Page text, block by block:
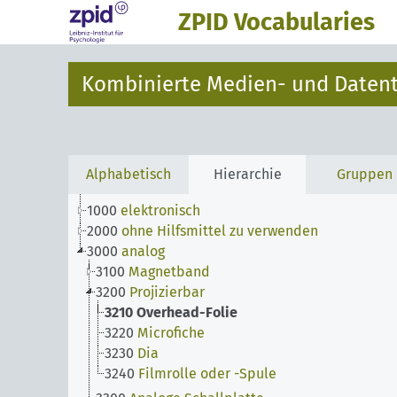
ZPID Vocabularies
Kombinierte Medien- und
Alphabetisch Hierarchie Gruppen
1000 elektronisch
2000 ohne Hilfsmittel zu verwenden
3000 analog
3100 Magnetband
3200 Projizierbar
3210 Overhead-Folie
3220 Microfiche
3230 Dia
3240 Filmrolle oder -Spule